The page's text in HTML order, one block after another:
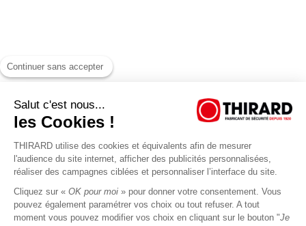
Continuer sans accepter
Salut c'est nous...
les Cookies !
THIRARD utilise des cookies et équivalents afin de mesurer
l'audience du site internet, afficher des publicités personnalisées,
réaliser des campagnes ciblées et personnaliser l’interface du site.
Cliquez sur « OK pour moi » pour donner votre consentement. Vous
pouvez également paramétrer vos choix ou tout refuser. A tout
moment vous pouvez modifier vos choix en cliquant sur le bouton "Je